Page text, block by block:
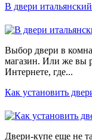
В двери
Выбор двери в
магазин. Или же вы
Интернете, где...
Как установить
Двери-купе еще не